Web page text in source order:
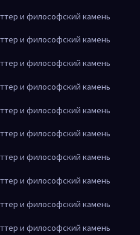
и философский камень
и философский камень
и философский камень
и философский камень
и философский камень
и философский камень
и философский камень
и философский камень
и философский камень
и философский камень